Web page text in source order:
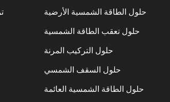
حلول الطاقة الشمسية الأرضية
حلول تعقب الطاقة الشمسية
حلول التركيب المرنة
حلول السقف الشمسي
حلول الطاقة الشمسية العائمة